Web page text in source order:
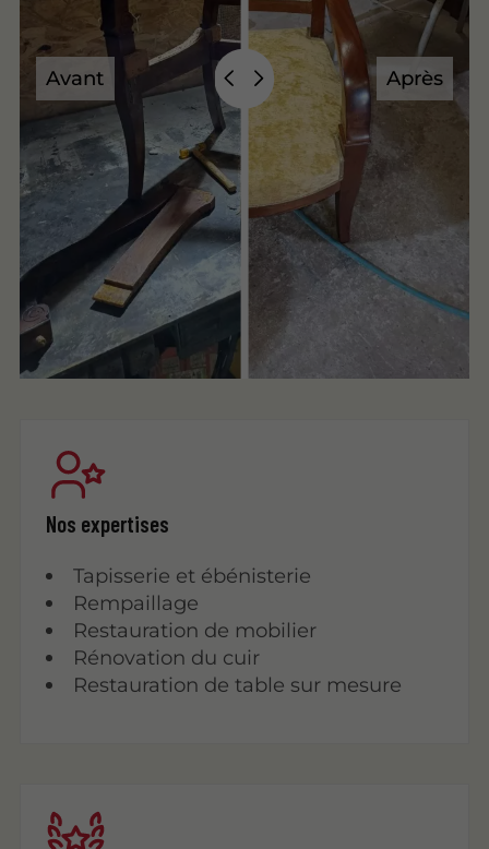
Avant Après
Nos expertises
Tapisserie et ébénisterie
Rempaillage
Restauration de mobilier
Rénovation du cuir
Restauration de table sur mesure